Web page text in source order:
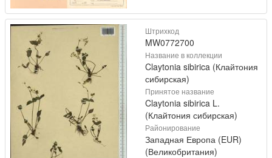
Штрихкод
MW0772700
Название в коллекции
Claytonia sibirica (Клайтония
сибирская)
Принятое название
Claytonia sibirica L.
(Клайтония сибирская)
Районирование
Западная Европа (EUR)
(Великобритания)